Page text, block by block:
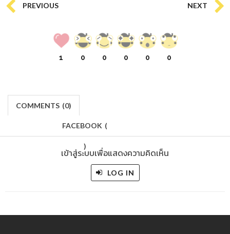
PREVIOUS NEXT
1 0 0 0 0 0
COMMENTS (0)
FACEBOOK (
)
เข้าสู่ระบบเพื่อแสดงความคิดเห็น
LOG IN